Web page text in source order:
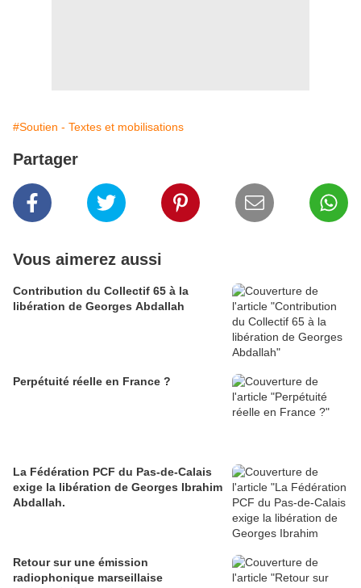
#Soutien - Textes et mobilisations
Partager
Vous aimerez aussi
Contribution du Collectif 65 à la
libération de Georges Abdallah
Perpétuité réelle en France ?
La Fédération PCF du Pas-de-Calais
exige la libération de Georges Ibrahim
Abdallah.
Retour sur une émission
radiophonique marseillaise